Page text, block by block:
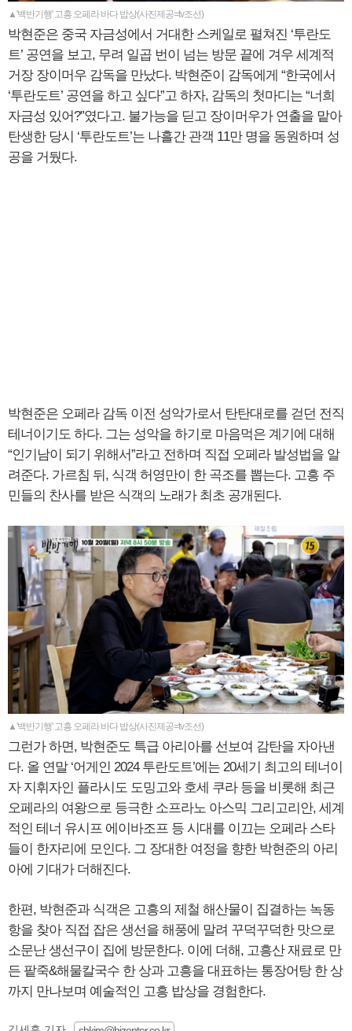
▲'백반기행' 고흥 오페라 바다 밥상(사진제공=tv조선)
박현준은 중국 자금성에서 거대한 스케일로 펼쳐진 ‘투란도
트’ 공연을 보고, 무려 일곱 번이 넘는 방문 끝에 겨우 세계적
거장 장이머우 감독을 만났다. 박현준이 감독에게 “한국에서
‘투란도트’ 공연을 하고 싶다”고 하자, 감독의 첫마디는 “너희
자금성 있어?”였다고. 불가능을 딛고 장이머우가 연출을 맡아
탄생한 당시 ‘투란도트’는 나흘간 관객 11만 명을 동원하며 성
공을 거뒀다.
박현준은 오페라 감독 이전 성악가로서 탄탄대로를 걷던 전직
테너이기도 하다. 그는 성악을 하기로 마음먹은 계기에 대해
“인기남이 되기 위해서”라고 전하며 직접 오페라 발성법을 알
려준다. 가르침 뒤, 식객 허영만이 한 곡조를 뽑는다. 고흥 주
민들의 찬사를 받은 식객의 노래가 최초 공개된다.
▲'백반기행' 고흥 오페라 바다 밥상(사진제공=tv조선)
그런가 하면, 박현준도 특급 아리아를 선보여 감탄을 자아낸
다. 올 연말 ‘어게인 2024 투란도트’에는 20세기 최고의 테너이
자 지휘자인 플라시도 도밍고와 호세 쿠라 등을 비롯해 최근
오페라의 여왕으로 등극한 소프라노 아스믹 그리고리안, 세계
적인 테너 유시프 에이바조프 등 시대를 이끄는 오페라 스타
들이 한자리에 모인다. 그 장대한 여정을 향한 박현준의 아리
아에 기대가 더해진다.
한편, 박현준과 식객은 고흥의 제철 해산물이 집결하는 녹동
항을 찾아 직접 잡은 생선을 해풍에 말려 꾸덕꾸덕한 맛으로
소문난 생선구이 집에 방문한다. 이에 더해, 고흥산 재료로 만
든 팥죽&해물칼국수 한 상과 고흥을 대표하는 통장어탕 한 상
까지 만나보며 예술적인 고흥 밥상을 경험한다.